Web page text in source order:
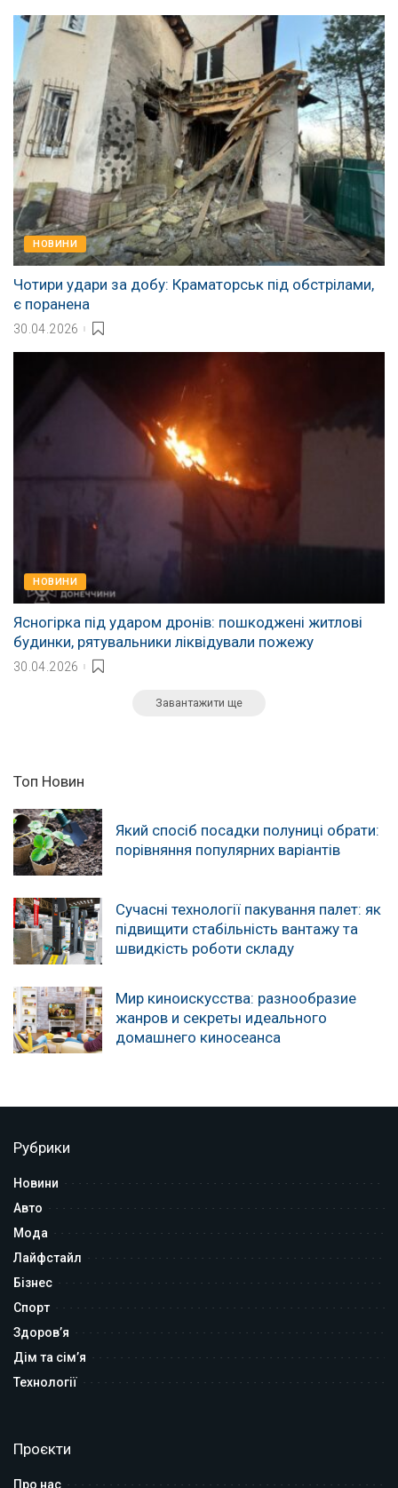
НОВИНИ
Чотири удари за добу: Краматорськ під обстрілами,
є поранена
30.04.2026
НОВИНИ
Ясногірка під ударом дронів: пошкоджені житлові
будинки, рятувальники ліквідували пожежу
30.04.2026
Завантажити ще
Топ Новин
Який спосіб посадки полуниці обрати:
порівняння популярних варіантів
Сучасні технології пакування палет: як
підвищити стабільність вантажу та
швидкість роботи складу
Мир киноискусства: разнообразие
жанров и секреты идеального
домашнего киносеанса
Рубрики
Новини
Авто
Мода
Лайфстайл
Бізнес
Спорт
Здоров’я
Дім та сім’я
Технології
Проєкти
Про нас